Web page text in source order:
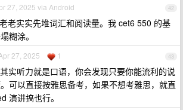
42
27, 2025 via Android
老实实先堆词汇和阅读量。我 cet6 550 的基
糊涂。
43
27, 2025 1
其实听力就是口语，你会发现只要你能流利的说
可以直接按雅思备考，如果不想考雅思，就直
演讲搞也行。